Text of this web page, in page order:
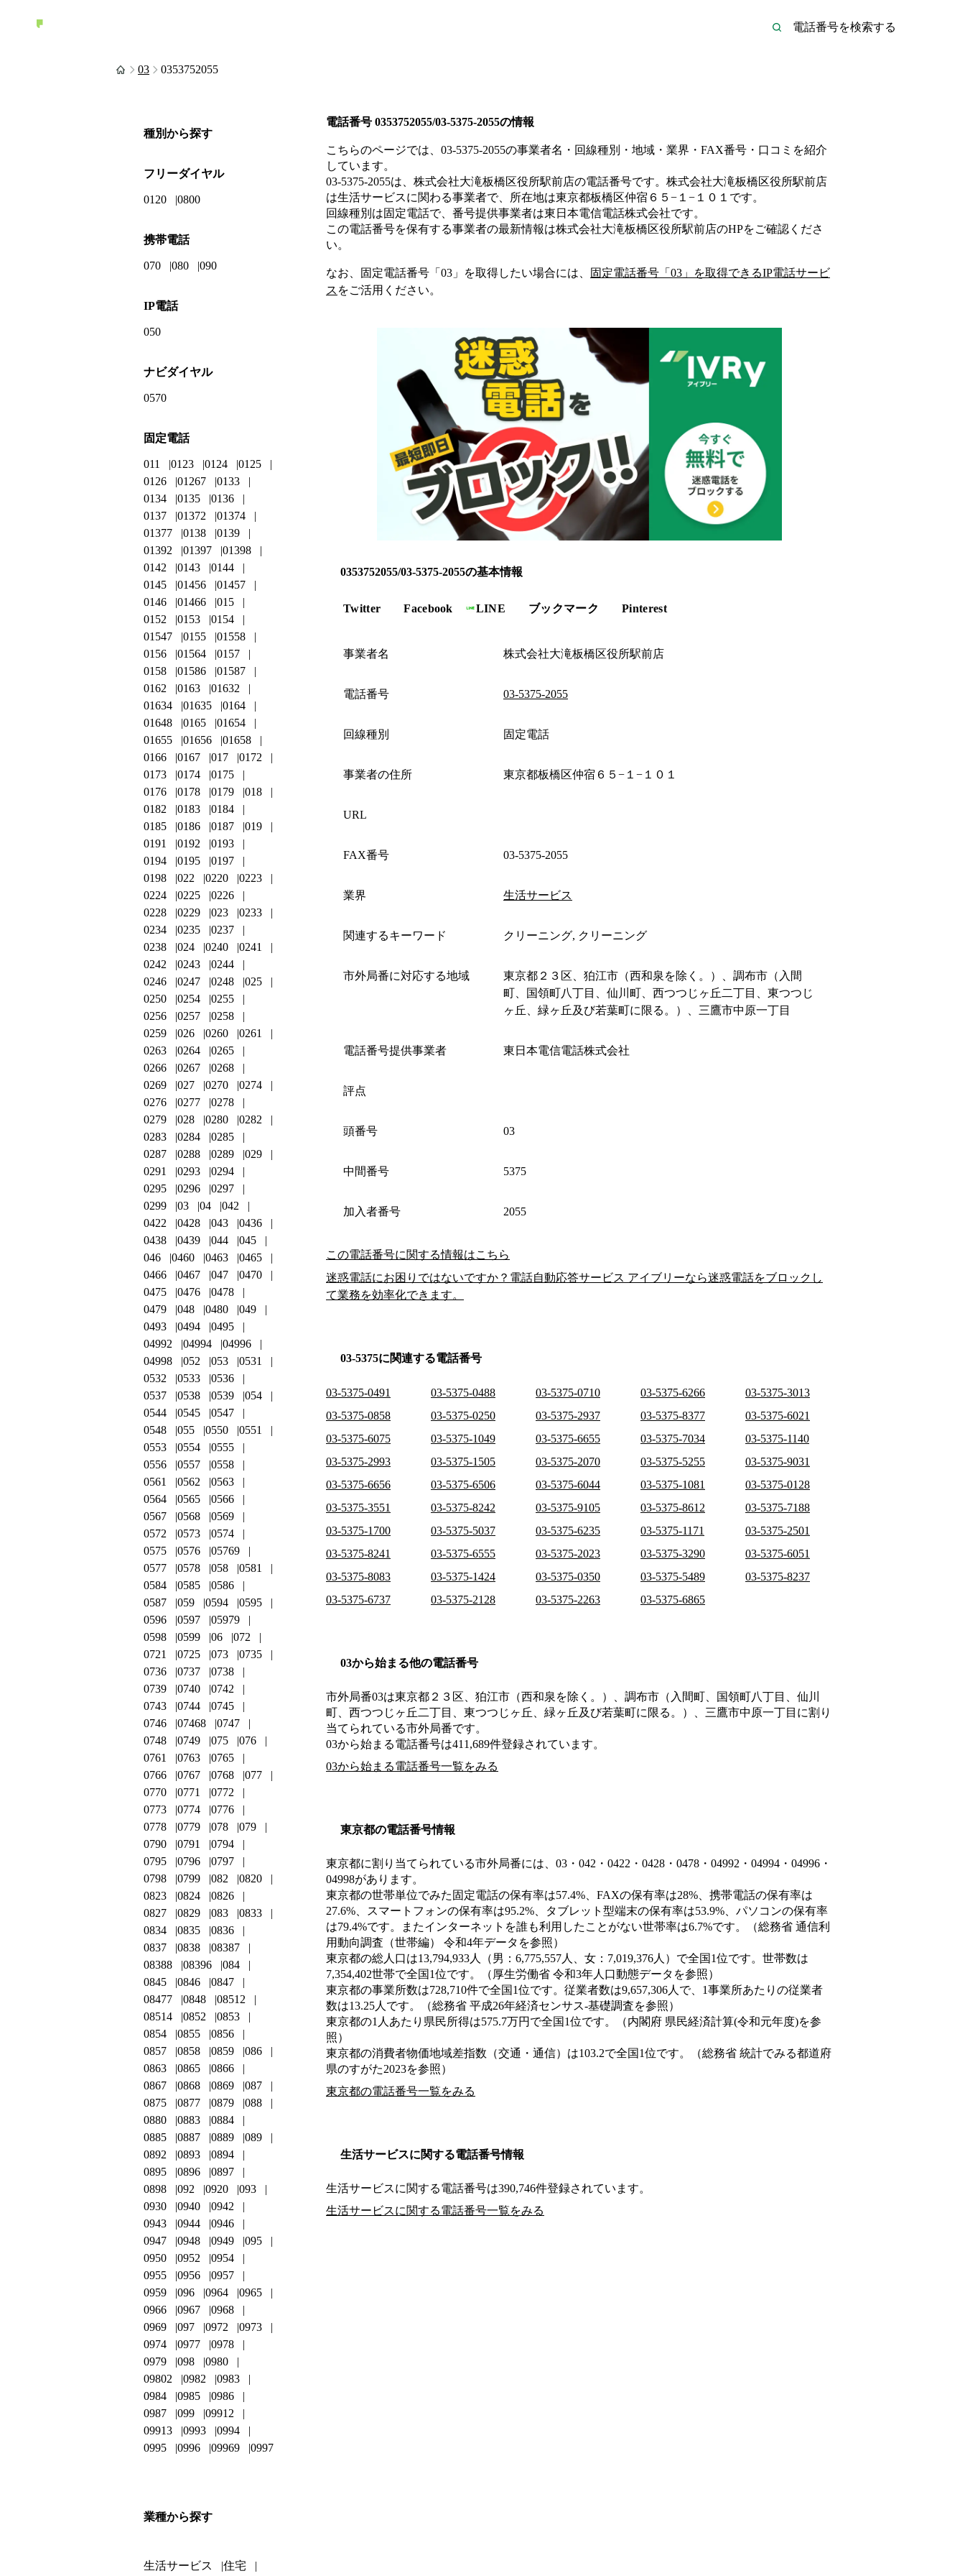
03 0353752055
電話番号 0353752055/03-5375-2055の情報
こちらのページでは、 03-5375-2055の事業者名・回線種別・地域・業界・FAX番号・口コミを紹介
しています。
03-5375-2055は、 株式会社大滝板橋区役所駅前店の電話番号です。 株式会社大滝板橋区役所駅前店
は生活サービスに関わる事業者で、所在地は東京都板橋区仲宿６５−１−１０１ です。
回線種別は固定電話で、番号提供事業者は東日本電信電話株式会社です。
この電話番号を保有する事業者の最新情報は株式会社大滝板橋区役所駅前店のHPをご確認くださ
い。
なお、固定電話番号「 03 」を取得したい場合には、 固定電話番号「 03 」を取得できるIP電話サービ
ス をご活用ください。
0353752055/03-5375-2055の基本情報
Twitter Facebook LINE ブックマーク Pinterest
事業者名 株式会社大滝板橋区役所駅前店
電話番号 03-5375-2055
回線種別 固定電話
事業者の住所 東京都板橋区仲宿６５−１−１０１
URL
FAX番号 03-5375-2055
業界 生活サービス
関連するキーワード クリーニング, クリーニング
市外局番に対応する地域
東京都２３区、狛江市（西和泉を除く。）、調布市（入間
町、国領町八丁目、仙川町、西つつじヶ丘二丁目、東つつじ
ヶ丘、緑ヶ丘及び若葉町に限る。）、三鷹市中原一丁目
電話番号提供事業者 東日本電信電話株式会社
評点
頭番号 03
中間番号 5375
加入者番号 2055
この電話番号に関する情報はこちら
迷惑電話にお困りではないですか？電話自動応答サービス アイブリーなら迷惑電話をブロックし
て業務を効率化できます。
03-5375に関連する電話番号
03-5375-0491 03-5375-0488 03-5375-0710 03-5375-6266
03-5375-3013
03-5375-0858
03-5375-0250 03-5375-2937 03-5375-8377
03-5375-6021
03-5375-6075
03-5375-1049 03-5375-6655 03-5375-7034
03-5375-1140
03-5375-2993
03-5375-1505 03-5375-2070 03-5375-5255
03-5375-9031
03-5375-6656
03-5375-6506 03-5375-6044 03-5375-1081
03-5375-0128
03-5375-3551
03-5375-8242 03-5375-9105 03-5375-8612
03-5375-7188
03-5375-1700
03-5375-5037 03-5375-6235 03-5375-1171
03-5375-2501
03-5375-8241
03-5375-6555 03-5375-2023 03-5375-3290
03-5375-6051
03-5375-8083
03-5375-1424 03-5375-0350 03-5375-5489
03-5375-8237
03-5375-6737
03-5375-2128 03-5375-2263 03-5375-6865
03から始まる他の電話番号
市外局番03は東京都２３区、狛江市（西和泉を除く。）、調布市（入間町、国領町八丁目、仙川
町、西つつじヶ丘二丁目、東つつじヶ丘、緑ヶ丘及び若葉町に限る。）、三鷹市中原一丁目 に割り
当てられている市外局番です。
03から始まる電話番号は411,689件登録されています。
03から始まる電話番号一覧をみる
東京都の電話番号情報
東京都に割り当てられている市外局番には、03・042・0422・0428・0478・04992・04994・04996・
04998があります。
東京都の世帯単位でみた固定電話の保有率は57.4%、FAXの保有率は28%、携帯電話の保有率は
27.6%、スマートフォンの保有率は95.2%、タブレット型端末の保有率は53.9%、パソコンの保有率
は79.4%です。またインターネットを誰も利用したことがない世帯率は6.7%です。（総務省 通信利
用動向調査（世帯編） 令和4年データを参照）
東京都の総人口は13,794,933人（男：6,775,557人、女：7,019,376人）で全国1位です。世帯数は
7,354,402世帯で全国1位です。（厚生労働省 令和3年人口動態データを参照）
東京都の事業所数は728,710件で全国1位です。従業者数は9,657,306人で、1事業所あたりの従業者
数は13.25人です。（総務省 平成26年経済センサス‐基礎調査を参照）
東京都の1人あたり県民所得は575.7万円で全国1位です。（内閣府 県民経済計算(令和元年度)を参
照）
東京都の消費者物価地域差指数（交通・通信）は103.2で全国1位です。（総務省 統計でみる都道府
県のすがた2023を参照）
東京都の電話番号一覧をみる
生活サービスに関する電話番号情報
生活サービスに関する電話番号は390,746件登録されています。
生活サービスに関する電話番号一覧をみる
種別から探す
フリーダイヤル
0120 0800
携帯電話
070 080 090
IP電話
050
ナビダイヤル
0570
固定電話
011 0123 0124
0125
0126
01267
0133
0134
0135
0136
0137
01372
01374
01377
0138
0139
01392
01397
01398
0142
0143
0144
0145
01456
01457
0146
01466
015
0152
0153
0154
01547
0155
01558
0156
01564
0157
0158
01586
01587
0162
0163
01632
01634
01635
0164
01648
0165
01654
01655
01656
01658
0166
0167 017
0172
0173
0174
0175
0176
0178 0179
018
0182
0183
0184
0185
0186 0187
019
0191
0192
0193
0194
0195
0197
0198
022 0220
0223
0224
0225
0226
0228
0229 023
0233
0234
0235
0237
0238
024 0240
0241
0242
0243
0244
0246
0247 0248
025
0250
0254
0255
0256
0257
0258
0259
026 0260
0261
0263
0264
0265
0266
0267
0268
0269
027 0270
0274
0276
0277
0278
0279
028 0280
0282
0283
0284
0285
0287
0288 0289
029
0291
0293
0294
0295
0296
0297
0299
03 04
042
0422
0428 043
0436
0438
0439 044
045
046
0460 0463
0465
0466
0467 047
0470
0475
0476
0478
0479
048 0480
049
0493
0494
0495
04992
04994
04996
04998
052 053
0531
0532
0533
0536
0537
0538 0539
054
0544
0545
0547
0548
055 0550
0551
0553
0554
0555
0556
0557
0558
0561
0562
0563
0564
0565
0566
0567
0568
0569
0572
0573
0574
0575
0576
05769
0577
0578 058
0581
0584
0585
0586
0587
059 0594
0595
0596
0597
05979
0598
0599 06
072
0721
0725 073
0735
0736
0737
0738
0739
0740
0742
0743
0744
0745
0746
07468
0747
0748
0749 075
076
0761
0763
0765
0766
0767 0768
077
0770
0771
0772
0773
0774
0776
0778
0779 078
079
0790
0791
0794
0795
0796
0797
0798
0799 082
0820
0823
0824
0826
0827
0829 083
0833
0834
0835
0836
0837
0838
08387
08388
08396
084
0845
0846
0847
08477
0848
08512
08514
0852
0853
0854
0855
0856
0857
0858 0859
086
0863
0865
0866
0867
0868 0869
087
0875
0877 0879
088
0880
0883
0884
0885
0887 0889
089
0892
0893
0894
0895
0896
0897
0898
092 0920
093
0930
0940
0942
0943
0944
0946
0947
0948 0949
095
0950
0952
0954
0955
0956
0957
0959
096 0964
0965
0966
0967
0968
0969
097 0972
0973
0974
0977
0978
0979
098
0980
09802
0982
0983
0984
0985
0986
0987
099
09912
09913
0993
0994
0995
0996 09969 0997
業種から探す
生活サービス 住宅